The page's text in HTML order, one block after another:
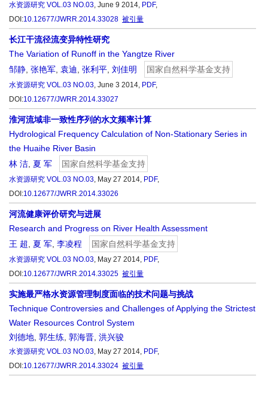
水资源研究 VOL.03 NO.03, June 9 2014, PDF,
DOI:10.12677/JWRR.2014.33028 被引量
长江干流径流变异特性研究
The Variation of Runoff in the Yangtze River
邹静 张艳军 袁迪 张利平 刘佳明 国家自然科学基金支持
水资源研究 VOL.03 NO.03, June 3 2014, PDF,
DOI:10.12677/JWRR.2014.33027
淮河流域非一致性序列的水文频率计算
Hydrological Frequency Calculation of Non-Stationary Series in
the Huaihe River Basin
林 洁 夏 军 国家自然科学基金支持
水资源研究 VOL.03 NO.03, May 27 2014, PDF,
DOI:10.12677/JWRR.2014.33026
河流健康评价研究与进展
Research and Progress on River Health Assessment
王 超
夏 军 李凌程 国家自然科学基金支持
水资源研究 VOL.03 NO.03, May 27 2014, PDF,
DOI:10.12677/JWRR.2014.33025 被引量
实施最严格水资源管理制度面临的技术问题与挑战
Technique Controversies and Challenges of Applying the Strictest
Water Resources Control System
刘德地 郭生练 郭海晋 洪兴骏
水资源研究 VOL.03 NO.03, May 27 2014, PDF,
DOI:10.12677/JWRR.2014.33024 被引量